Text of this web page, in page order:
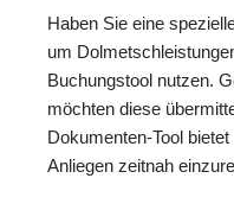
Haben Sie eine
um
Buchungstool nutzen.
möchten diese
Dokumenten-Tool
Anliegen zeitnah